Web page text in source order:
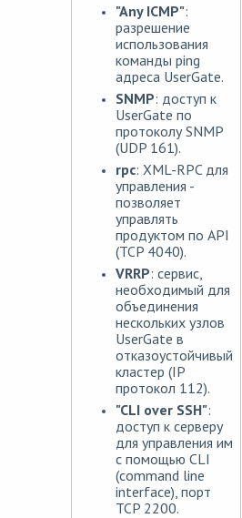
"Any ICMP":
разрешение
использования
команды ping
адреса UserGate.
SNMP: доступ к
UserGate по
протоколу SNMP
(UDP 161).
rpc: XML-RPC для
управления -
позволяет
управлять
продуктом по API
(TCP 4040).
VRRP: сервис,
необходимый для
объединения
нескольких узлов
UserGate в
отказоустойчивый
кластер (IP
протокол 112).
"CLI over SSH":
доступ к серверу
для управления им
с помощью CLI
(command line
interface), порт
TCP 2200.